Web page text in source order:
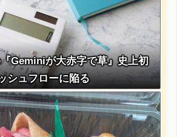
Geminiが大赤字で草』史上初
シュフローに陥る